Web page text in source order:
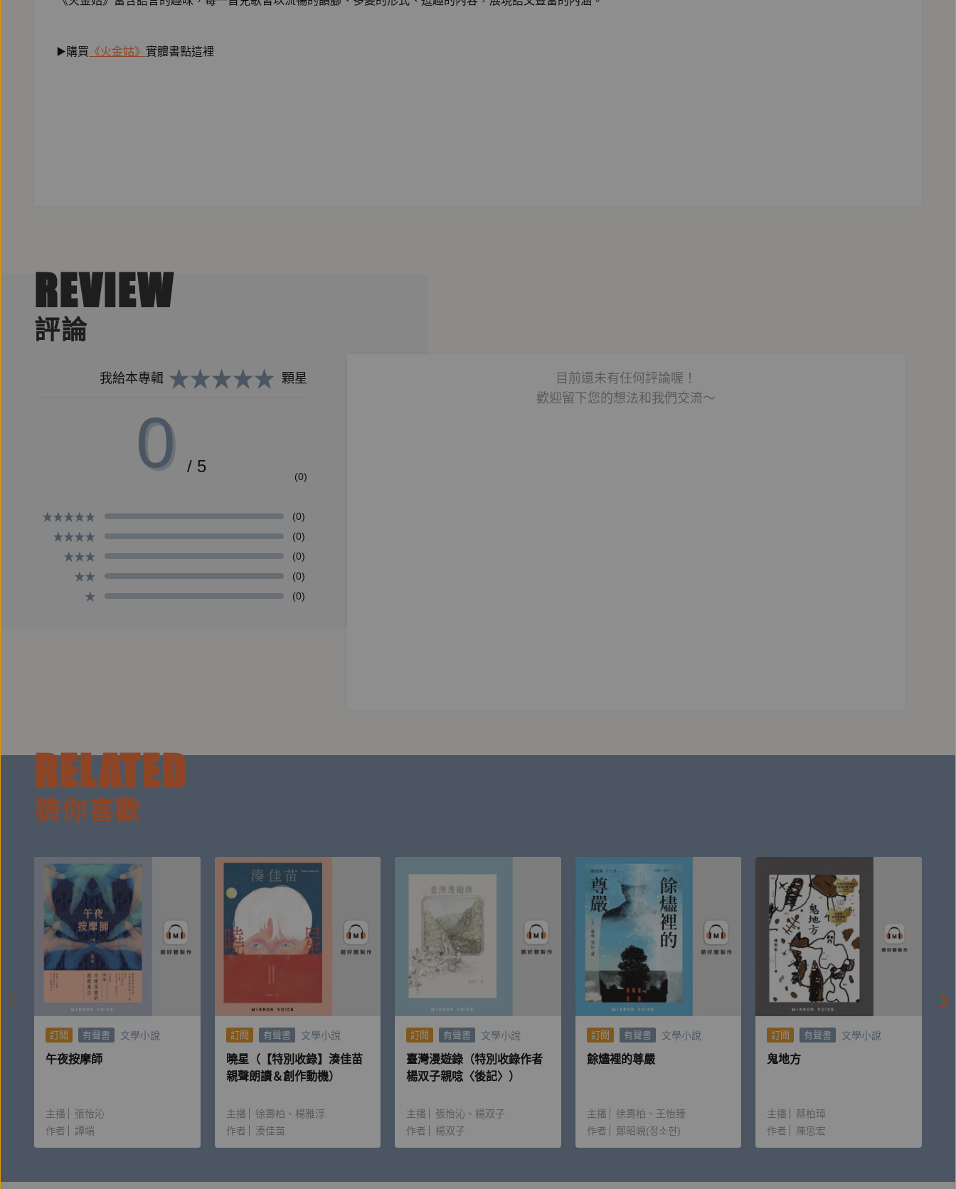
▶️購買 《火金姑》 實體書點這裡
REVIEW
評論
我給本專輯 顆星
0 / 5
(0)
(0)
(0)
(0)
(0)
(0)
目前還未有任何評論喔！
歡迎留下您的想法和我們交流～
RELATED
猜你喜歡
訂閱 有聲書 文學小說
午夜按摩師
主播
張怡沁
作者
譚端
訂閱 有聲書 文學小說
曉星（【特別收錄】湊佳苗
親聲朗讀＆創作動機）
主播 徐壽柏
楊雅淳
作者
湊佳苗
訂閱 有聲書 文學小說
臺灣漫遊錄（特別收錄作者
楊双子親唸〈後記〉）
主播 張怡沁
楊双子
作者
楊双子
訂閱 有聲書 文學小說
餘燼裡的尊嚴
主播 徐壽柏
王怡臻
作者
鄭昭峴(정소현)
訂閱 有聲書 文學小說
鬼地方
主播
蔡柏璋
作者
陳思宏